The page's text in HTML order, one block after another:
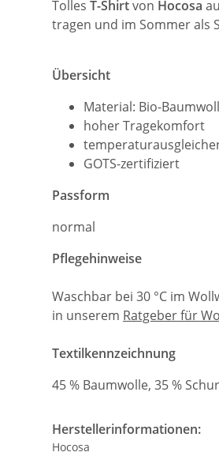
Tolles T-Shirtvon Hocosa
tragen und im Sommer als
Übersicht
Material: Bio-
hoher Tragekomfort
GOTS-zertifiziert
Passform
normal
Pflegehinweise
Waschbar bei 30 °C im
in unserem Ratgeber für
Textilkennzeichnung
45 % Baumwolle, 35 %
Herstellerinformationen:
Hocosa